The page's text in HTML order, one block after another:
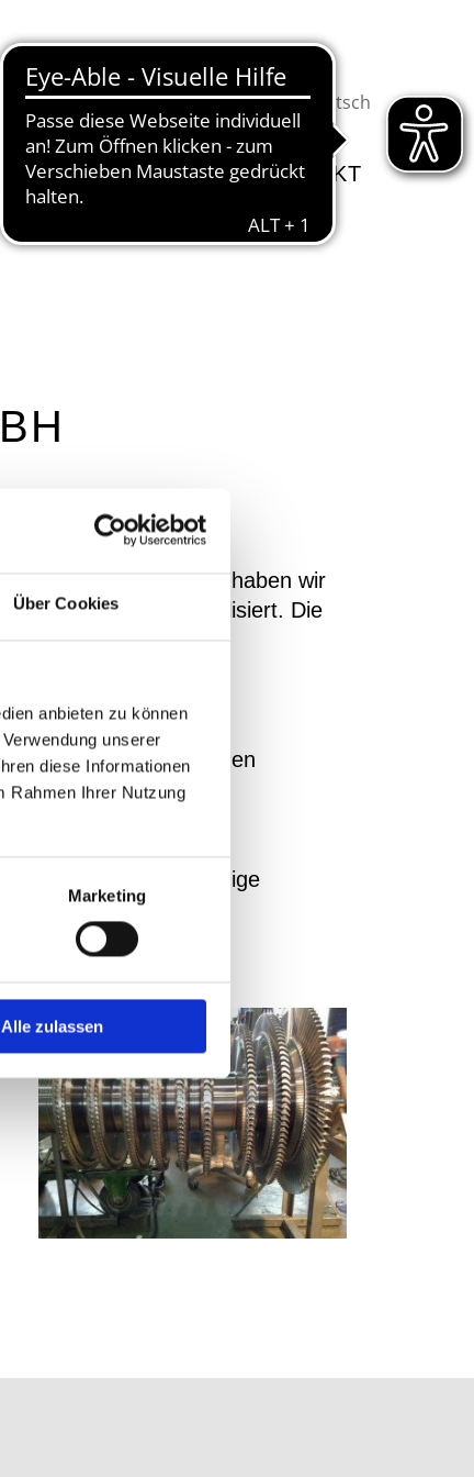
Über Cookies
anbieten zu können
unserer
diese Informationen
Rahmen Ihrer Nutzung
Marketing
Alle zulassen
Deutsch
LEISTUNGEN KONTAKT
GmbH 1987 als
Ab dem Jahr 2000 haben wir
Fertigungshalle
spezialisiert. Die
und die
für den
wir so eine fachkundige